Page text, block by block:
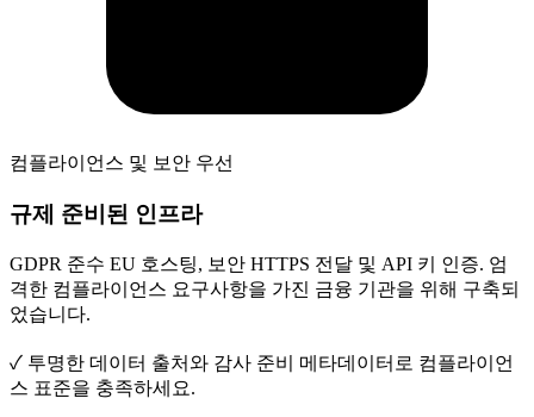
컴플라이언스 및 보안 우선
규제 준비된 인프라
GDPR 준수 EU 호스팅, 보안 HTTPS 전달 및 API 키 인증. 엄
격한 컴플라이언스 요구사항을 가진 금융 기관을 위해 구축되
었습니다.
✓ 투명한 데이터 출처와 감사 준비 메타데이터로 컴플라이언
스 표준을 충족하세요.